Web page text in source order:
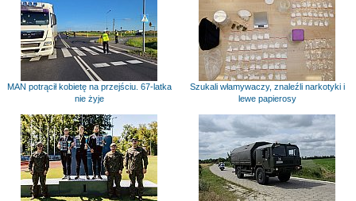
MAN potrącił kobietę na przejściu. 67-latka
nie żyje
Szukali włamywaczy, znaleźli narkotyki i
lewe papierosy